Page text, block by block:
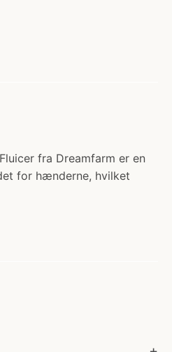
fra Dreamfarm er en
for hænderne, hvilket